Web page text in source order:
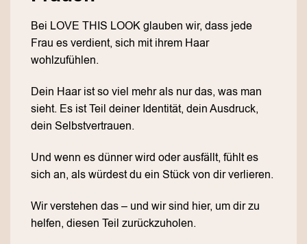
Bei LOVE THIS LOOK glauben wir, dass jede
Frau es verdient, sich mit ihrem Haar
wohlzufühlen.
Dein Haar ist so viel mehr als nur das, was man
sieht. Es ist Teil deiner Identität, dein Ausdruck,
dein Selbstvertrauen.
Und wenn es dünner wird oder ausfällt, fühlt es
sich an, als würdest du ein Stück von dir verlieren.
Wir verstehen das – und wir sind hier, um dir zu
helfen, diesen Teil zurückzuholen.